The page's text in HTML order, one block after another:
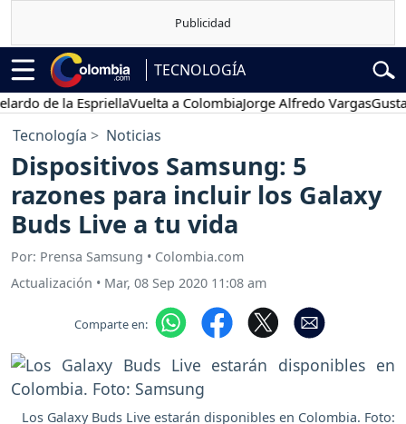
TECNOLOGÍA
de la EspriellaVuelta a ColombiaJorge Alfredo VargasGustavo
Tecnología Noticias
Dispositivos Samsung: 5
razones para incluir los Galaxy
Buds Live a tu vida
Por: Prensa Samsung • Colombia.com
Actualización • Mar, 08 Sep 2020 11:08 am
Comparte en:
Los Galaxy Buds Live estarán disponibles en Colombia. Foto: